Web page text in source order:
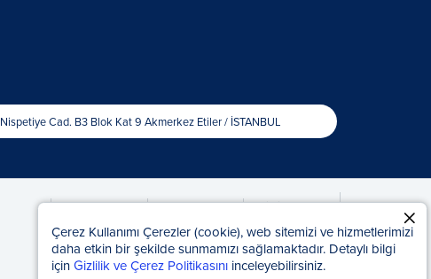
Nispetiye Cad. B3 Blok Kat 9 Akmerkez Etiler / İSTANBUL
Bilgi Toplumu
Çerez Kullanımı Çerezler (cookie), web sitemizi ve hizmetlerimizi
daha etkin bir şekilde sunmamızı sağlamaktadır. Detaylı bilgi
içinGizlilik ve Çerez Politikasınıinceleyebilirsiniz.